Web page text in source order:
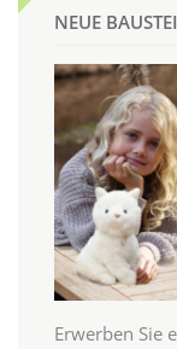
NEUE
Erwerben Sie